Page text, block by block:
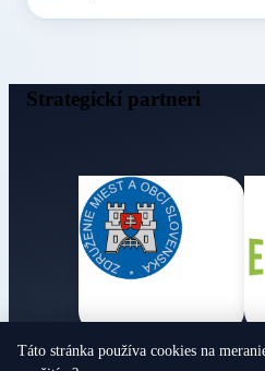
Strategickí partneri
Obecné noviny
Táto stránka používa cookies na